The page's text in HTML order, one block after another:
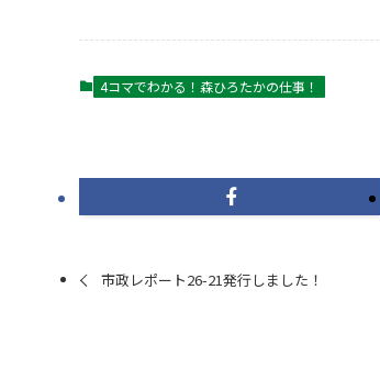
4コマでわかる！森ひろたかの仕事！
市政レポート26-21発行しました！